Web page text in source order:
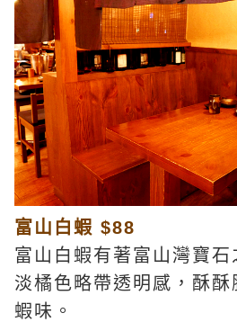
富山白蝦 $88
富山白蝦有著富山灣寶
淡橘色略帶透明感，酥酥
蝦味。